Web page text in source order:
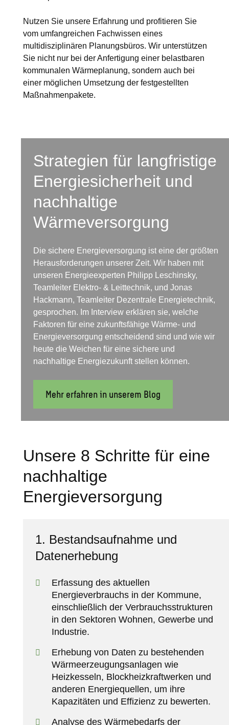
Nutzen Sie unsere Erfahrung und profitieren Sie
vom umfangreichen Fachwissen eines
multidisziplinären Planungsbüros. Wir unterstützen
Sie nicht nur bei der Anfertigung einer belastbaren
kommunalen Wärmeplanung, sondern auch bei
einer möglichen Umsetzung der festgestellten
Maßnahmenpakete.
Strategien für langfristige
Energiesicherheit und
nachhaltige
Wärmeversorgung
Die sichere Energieversorgung ist eine der größten
Herausforderungen unserer Zeit. Wir haben mit
unseren Energieexperten Philipp Leschinsky,
Teamleiter Elektro- & Leittechnik, und Jonas
Hackmann, Teamleiter Dezentrale Energietechnik,
gesprochen. Im Interview erklären sie, welche
Faktoren für eine zukunftsfähige Wärme- und
Energieversorgung entscheidend sind und wie wir
heute die Weichen für eine sichere und
nachhaltige Energiezukunft stellen können.
Mehr erfahren in unserem Blog
Unsere 8 Schritte für eine
nachhaltige
Energieversorgung
1. Bestandsaufnahme und
Datenerhebung
Erfassung des aktuellen
Energieverbrauchs in der Kommune,
einschließlich der Verbrauchsstrukturen
in den Sektoren Wohnen, Gewerbe und
Industrie.
Erhebung von Daten zu bestehenden
Wärmeerzeugungsanlagen wie
Heizkesseln, Blockheizkraftwerken und
anderen Energiequellen, um ihre
Kapazitäten und Effizienz zu bewerten.
Analyse des Wärmebedarfs der